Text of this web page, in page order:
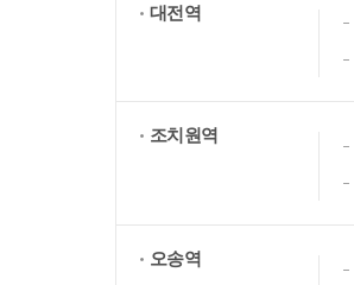
대전역
조치원역
오송역